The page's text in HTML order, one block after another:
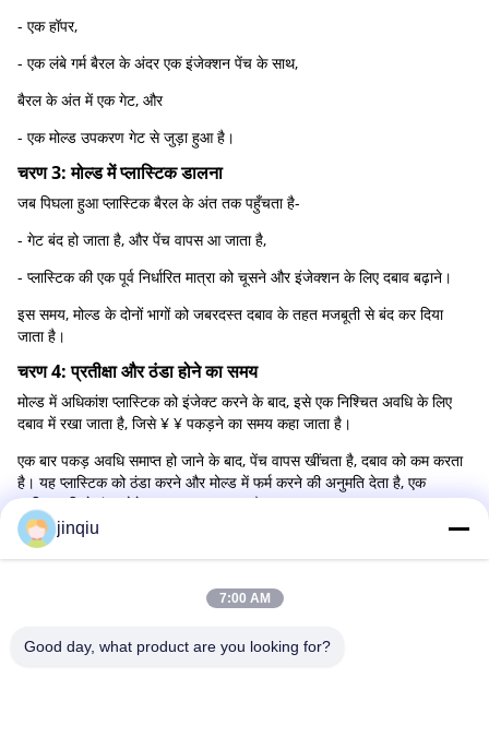
- एक हॉपर,
- एक लंबे गर्म बैरल के अंदर एक इंजेक्शन पेंच के साथ,
बैरल के अंत में एक गेट, और
- एक मोल्ड उपकरण गेट से जुड़ा हुआ है।
चरण 3: मोल्ड में प्लास्टिक डालना
जब पिघला हुआ प्लास्टिक बैरल के अंत तक पहुँचता है-
- गेट बंद हो जाता है, और पेंच वापस आ जाता है,
- प्लास्टिक की एक पूर्व निर्धारित मात्रा को चूसने और इंजेक्शन के लिए दबाव बढ़ाने।
इस समय, मोल्ड के दोनों भागों को जबरदस्त दबाव के तहत मजबूती से बंद कर दिया
जाता है।
चरण 4: प्रतीक्षा और ठंडा होने का समय
मोल्ड में अधिकांश प्लास्टिक को इंजेक्ट करने के बाद, इसे एक निश्चित अवधि के लिए
दबाव में रखा जाता है, जिसे ¥ ¥ पकड़ने का समय कहा जाता है।
एक बार पकड़ अवधि समाप्त हो जाने के बाद, पेंच वापस खींचता है, दबाव को कम करता
है। यह प्लास्टिक को ठंडा करने और मोल्ड में फर्म करने की अनुमति देता है, एक
प्रक्रिया जिसे ठंडा होने का समय कहा जाता है।
चरण 5: हटाने और परिष्करण प्रक्रियाएं
है, तो ईजेक्टर पिन या प्लेट इसे मोल्ड से बाहर कर देती है।फिर घटक एक कक्ष में या
मशीन के नीचे एक कन्वेयर बेल्ट पर गिर जाता हैएक बार सब कुछ हो जाने के बाद, घटक
jinqiu
7:00 AM
Good day, what product are you looking for?